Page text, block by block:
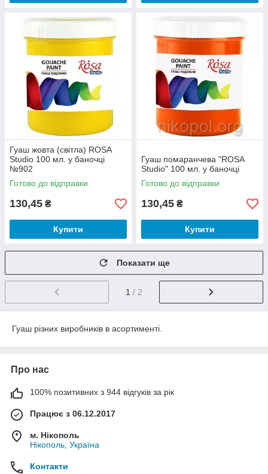
Гуаш жовта (світла) ROSA
Studio 100 мл. у баночці
№902
Готово до відправки
130,45 ₴
Купити
Гуаш помаранчева "ROSA
Studio" 100 мл. у баночці
Готово до відправки
130,45 ₴
Купити
Показати ще
1 / 2
Гуаш різних виробників в асортименті.
Про нас
100% позитивних з 944 відгуків за рік
Працює з 06.12.2017
м. Нікополь
Нікополь, Україна
Контакти